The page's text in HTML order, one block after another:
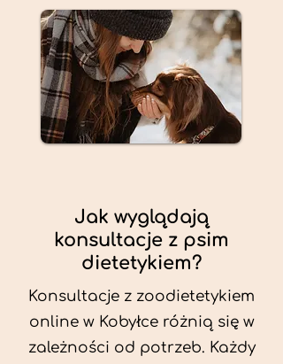
Jak wyglądają
konsultacje z psim
dietetykiem?
Konsultacje z zoodietetykiem
online w Kobyłce różnią się w
zależności od potrzeb. Każdy